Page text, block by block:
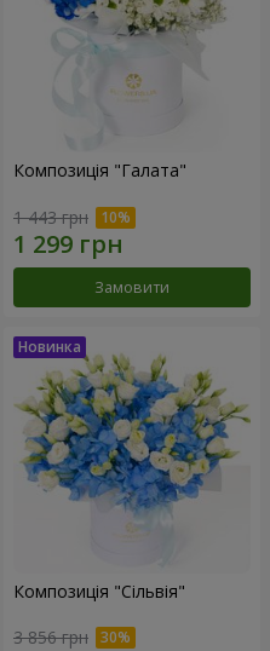
Композиція "Галата"
1 443 грн
Замовити
Композиція "Сільвія"
3 856 грн